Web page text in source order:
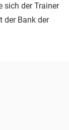
sich der Trainer
der Bank der